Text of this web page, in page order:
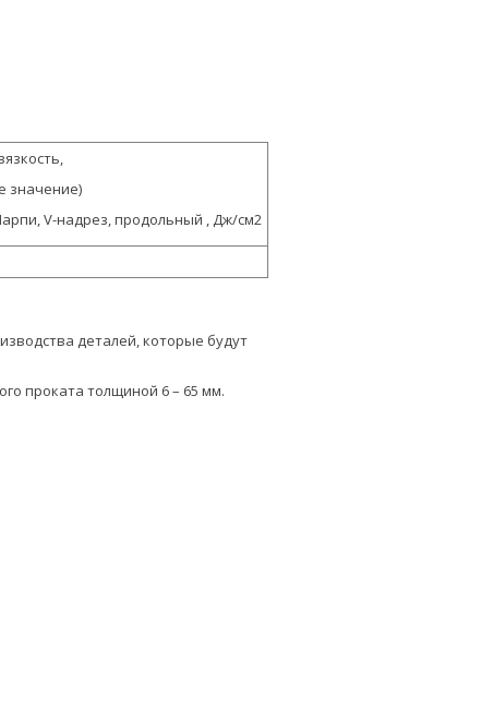
значение)
V-надрез, продольный , Дж/см2
деталей, которые будут
проката толщиной 6 – 65 мм.